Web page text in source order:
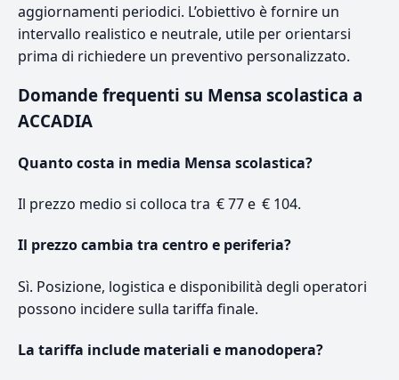
aggiornamenti periodici. L’obiettivo è fornire un
intervallo realistico e neutrale, utile per orientarsi
prima di richiedere un preventivo personalizzato.
Domande frequenti su Mensa scolastica a
ACCADIA
Quanto costa in media Mensa scolastica?
Il prezzo medio si colloca tra € 77 e € 104.
Il prezzo cambia tra centro e periferia?
Sì. Posizione, logistica e disponibilità degli operatori
possono incidere sulla tariffa finale.
La tariffa include materiali e manodopera?